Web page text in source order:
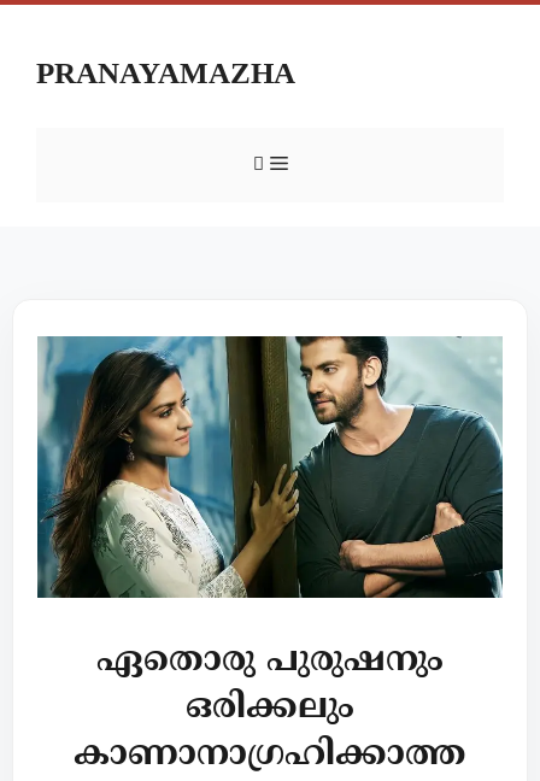
PRANAYAMAZHA
ഏതൊരു പുരുഷനും
ഒരിക്കലും
കാണാനാഗ്രഹിക്കാത്ത